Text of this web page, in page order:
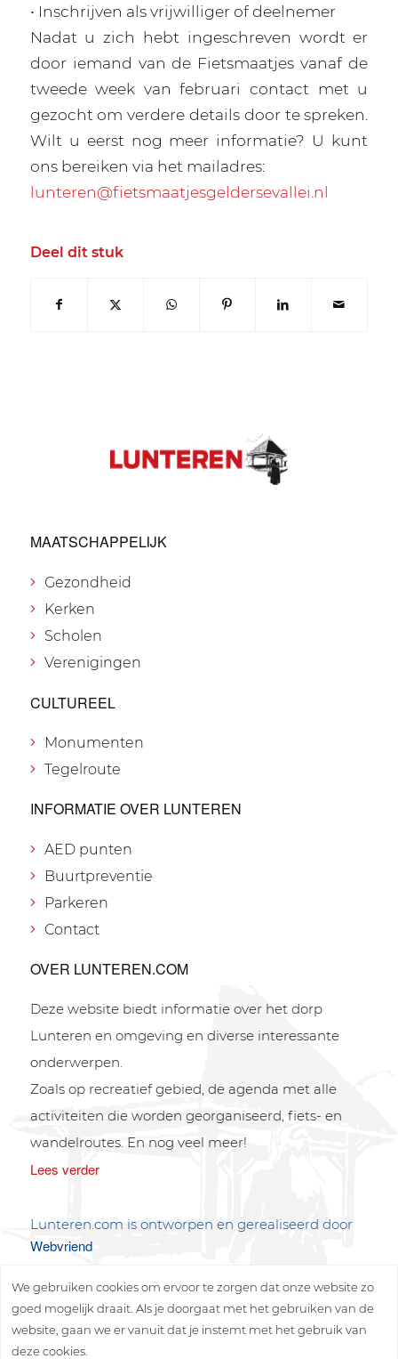
• Inschrijven als vrijwilliger of deelnemer
Nadat u zich hebt ingeschreven wordt er
door iemand van de Fietsmaatjes vanaf de
tweede week van februari contact met u
gezocht om verdere details door te spreken.
Wilt u eerst nog meer informatie? U kunt
ons bereiken via het mailadres:
lunteren@fietsmaatjesgeldersevallei.nl
Deel dit stuk
MAATSCHAPPELIJK
Gezondheid
Kerken
Scholen
Verenigingen
CULTUREEL
Monumenten
Tegelroute
INFORMATIE OVER LUNTEREN
AED punten
Buurtpreventie
Parkeren
Contact
OVER LUNTEREN.COM
Deze website biedt informatie over het dorp
Lunteren en omgeving en diverse interessante
onderwerpen.
Zoals op recreatief gebied, de agenda met alle
activiteiten die worden georganiseerd, fiets- en
wandelroutes. En nog veel meer!
Lees verder
Lunteren.com is ontworpen en gerealiseerd door
Webvriend
We gebruiken cookies om ervoor te zorgen dat onze website zo
goed mogelijk draait. Als je doorgaat met het gebruiken van de
website, gaan we er vanuit dat je instemt met het gebruik van
deze cookies.